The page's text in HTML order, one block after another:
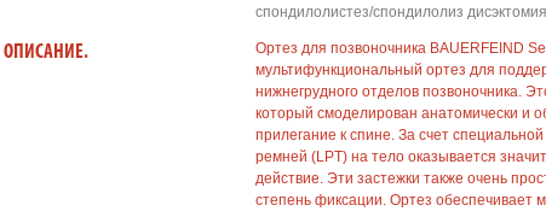
спондилолистез/спондилолиз
ОПИСАНИЕ.
Ортез для позвоночника BAUERFEIND
мультифункциональный ортез для
нижнегрудного отделов позвоночника.
который смоделирован анатомически и
прилегание к спине. За счет
ремней (LPT) на тело оказывается
действие. Эти застежки также очень
степень фиксации. Ортез обеспечивает